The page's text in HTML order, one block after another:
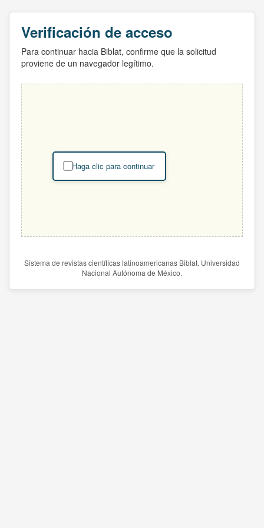
Verificación de acceso
Para continuar hacia Biblat, confirme que la solicitud
proviene de un navegador legítimo.
Haga clic para continuar
Sistema de revistas científicas latinoamericanas Biblat. Universidad
Nacional Autónoma de México.